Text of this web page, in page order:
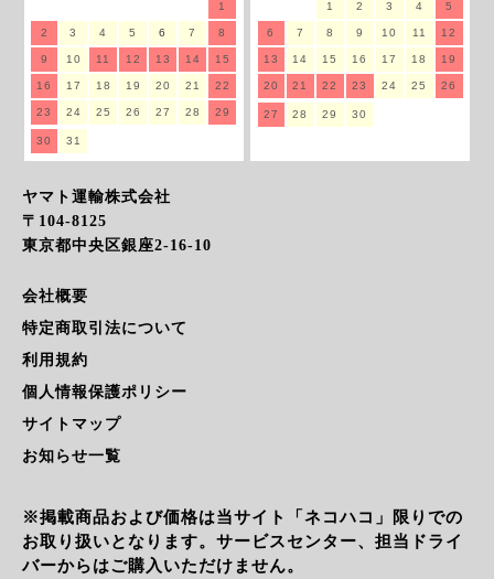
1
2 3 4 5 6 7 8
9 10 11 12 13 14 15
16 17 18 19 20 21 22
23 24 25 26 27 28 29
30 31
1 2 3 4 5
6 7 8 9 10 11 12
13 14 15 16 17 18 19
20 21 22 23 24 25 26
27 28 29 30
ヤマト運輸株式会社
〒104-8125
東京都中央区銀座2-16-10
会社概要
特定商取引法について
利用規約
個人情報保護ポリシー
サイトマップ
お知らせ一覧
※掲載商品および価格は当サイト「ネコハコ」限りでの
お取り扱いとなります。サービスセンター、担当ドライ
バーからはご購入いただけません。